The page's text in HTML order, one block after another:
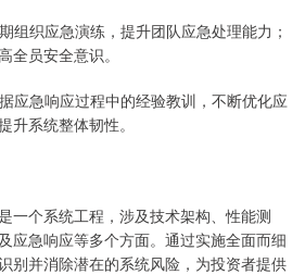
组织应急演练，提升团队应急处理能力；
全员安全意识。
应急响应过程中的经验教训，不断优化应
升系统整体韧性。
一个系统工程，涉及技术架构、性能测
应急响应等多个方面。通过实施全面而细
别并消除潜在的系统风险，为投资者提供
4658.15 0.00 0.00%